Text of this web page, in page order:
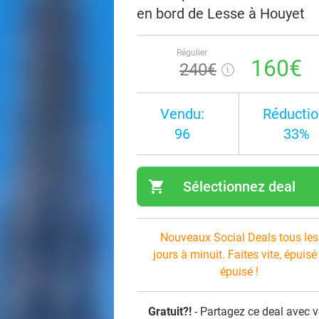
en bord de Lesse à Houyet
Régulier
240€ 160€
Vendu:
96
33%
shopping_cart Sélectionnez deal
Nouveaux Social Deals tous les
jours à minuit. Faites vite, épuisé
épuisé !
Gratuit?! - Partagez ce deal avec